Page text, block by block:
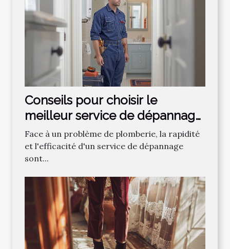
Conseils pour choisir le
meilleur service de dépannage
plomberie
Face à un problème de plomberie, la rapidité
et l'efficacité d'un service de dépannage
sont...